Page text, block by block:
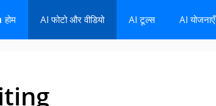
होम AI फोटो और वीडियो AI टूल्स AI योजनाएँ